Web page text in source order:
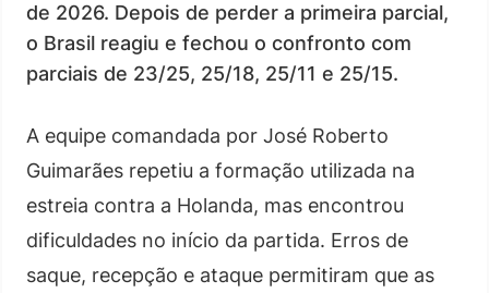
de 2026. Depois de perder a primeira parcial,
o Brasil reagiu e fechou o confronto com
parciais de 23/25, 25/18, 25/11 e 25/15.
A equipe comandada por José Roberto
Guimarães repetiu a formação utilizada na
estreia contra a Holanda, mas encontrou
dificuldades no início da partida. Erros de
saque, recepção e ataque permitiram que as